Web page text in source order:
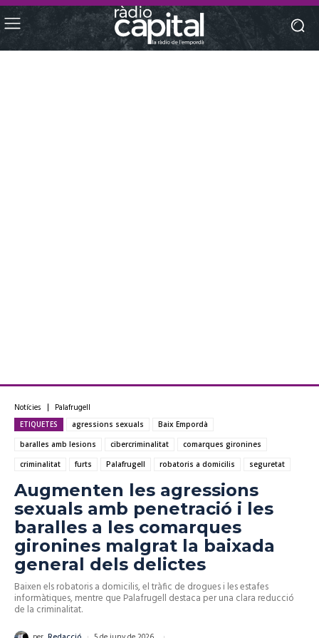
Notícies Palafrugell
ETIQUETES agressions sexuals
Baix Empordà
baralles amb lesions
cibercriminalitat
comarques gironines
criminalitat
furts Palafrugell robatoris a domicilis seguretat
Augmenten les agressions
sexuals amb penetració i les
baralles a les comarques
gironines malgrat la baixada
general dels delictes
Baixen els robatoris a domicilis, el tràfic de drogues i les estafes
informàtiques, mentre que Palafrugell destaca per una clara reducció
de la criminalitat.